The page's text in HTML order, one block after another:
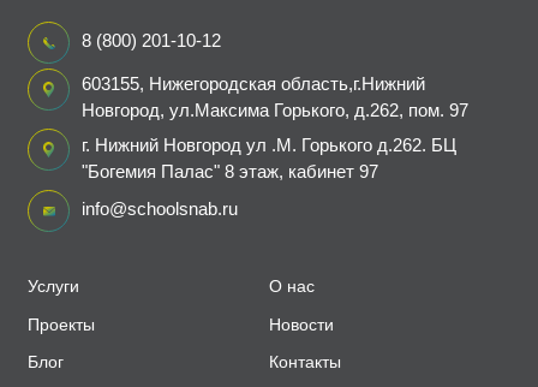
Услуги
Проекты
Блог
О нас
Новости
Контакты
8 (800) 201-10-12
603155, Нижегородская область,г.Нижний
Новгород, ул.Максима Горького, д.262, пом. 97
г. Нижний Новгород ул .М. Горького д.262. БЦ
"Богемия Палас" 8 этаж, кабинет 97
info@schoolsnab.ru